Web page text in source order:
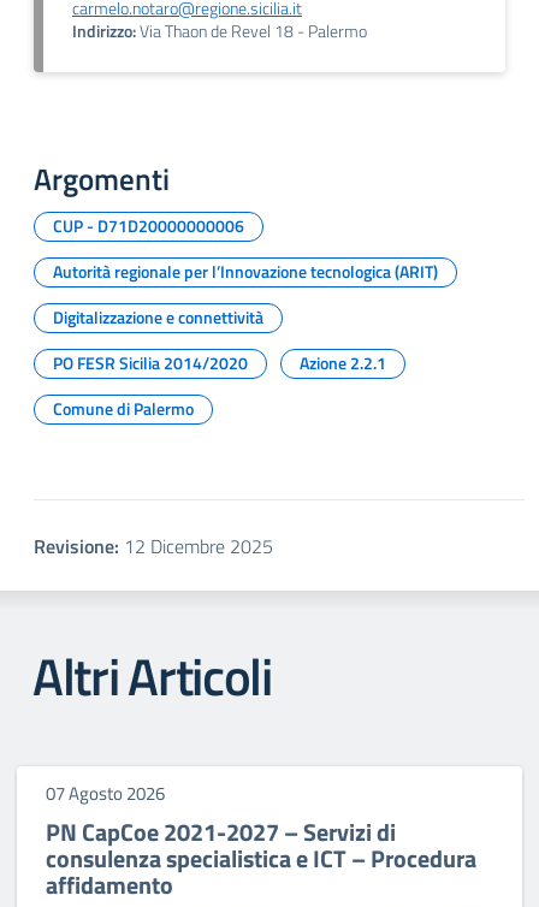
carmelo.notaro@regione.sicilia.it
Indirizzo:Via Thaon de Revel 18 - Palermo
Argomenti
CUP - D71D20000000006
Autorità regionale per l’Innovazione tecnologica (ARIT)
Digitalizzazione e connettività
PO FESR Sicilia 2014/2020
Azione 2.2.1
Comune di Palermo
Revisione: 12 Dicembre 2025
Altri Articoli
07 Agosto 2026
PN CapCoe 2021-2027 – Servizi di
consulenza specialistica e ICT – Procedura
affidamento